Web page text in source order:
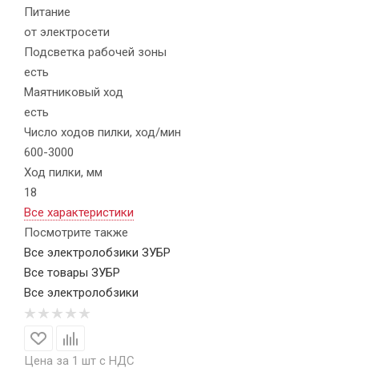
Питание
от электросети
Подсветка рабочей зоны
есть
Маятниковый ход
есть
Число ходов пилки, ход/мин
600-3000
Ход пилки, мм
18
Все характеристики
Посмотрите также
Все электролобзики ЗУБР
Все товары ЗУБР
Все электролобзики
Цена за 1 шт с НДС